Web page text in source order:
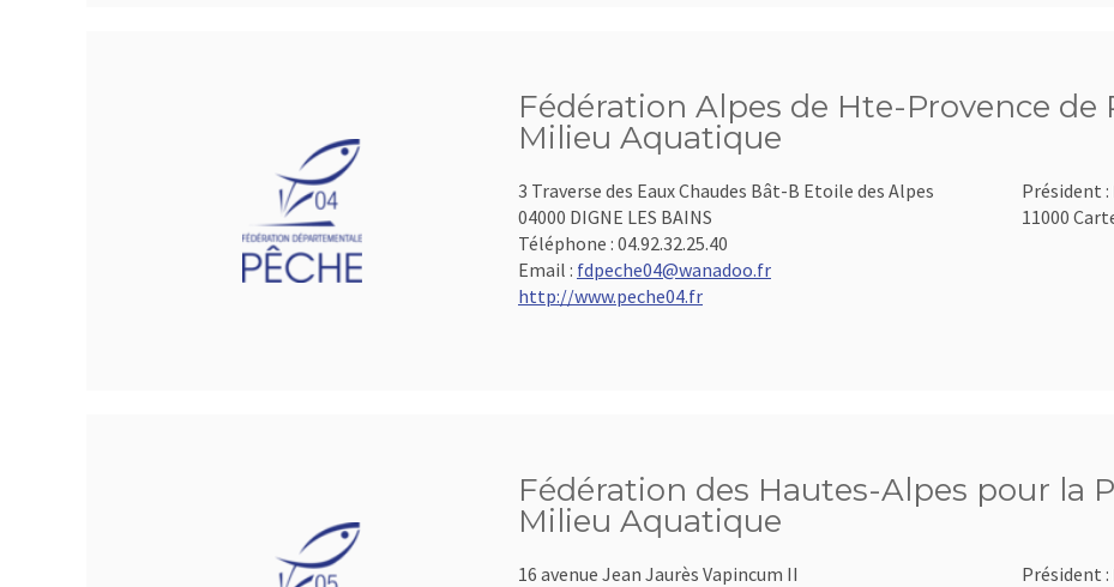
Fédération Alpes de Hte-Provence
Milieu Aquatique
3 Traverse des Eaux Chaudes Bât-B Etoile des Alpes
04000 DIGNE LES BAINS
Téléphone : 04.92.32.25.40
Email : fdpeche04@wanadoo.fr
http://www.peche04.fr
Président :
11000
Fédération des Hautes-Alpes pour la
Milieu Aquatique
16 avenue Jean Jaurès Vapincum II
Président :